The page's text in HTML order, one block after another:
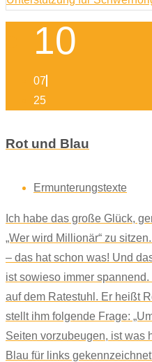
10
07
25
Rot und Blau
Ermunterungstexte
Ich habe das große Glück,
„Wer wird Millionär“ zu
– das hat schon was! Und
ist sowieso immer
auf dem Ratestuhl. Er heißt
stellt ihm folgende Frage:
Seiten vorzubeugen, ist was
Blau für links